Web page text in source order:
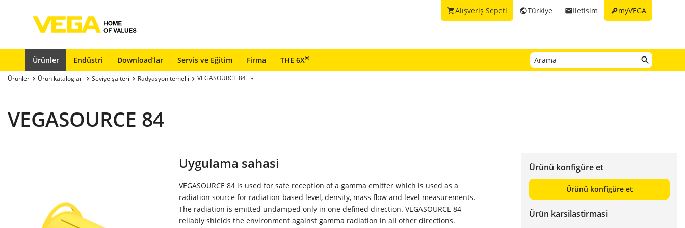
keymyVEGA
emailIletisim
publicTürkiye
shopping_cartAlışveriş Sepeti
Ürünler Endüstri Download’lar Servis ve Eğitim Firma THE 6X®
Ürünler Ürün katalogları Seviye şalteri Radyasyon temelli VEGASOURCE 84
VEGASOURCE 84
Uygulama sahasi
VEGASOURCE 84 is used for safe reception of a gamma emitter which is used as a
radiation source for radiation-based level, density, mass flow and level measurements.
The radiation is emitted undamped only in one defined direction. VEGASOURCE 84
reliably shields the environment against gamma radiation in all other directions.
Ürünü konfigüre et
Ürünü konfigüre et
Ürün karsilastirmasi